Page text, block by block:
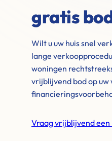
gratis
Wilt u uw huis snel
lange
woningen
vrijblijvend bod op uw
Vraag vrijblijvend een